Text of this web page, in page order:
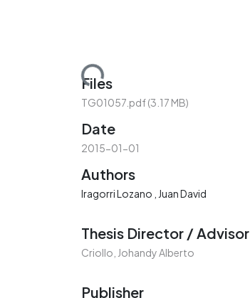
Loading...
Files
TG01057.pdf(3.17 MB)
Date
2015-01-01
Authors
Iragorri Lozano , Juan David
Thesis Director / Advisor
Criollo, Johandy Alberto
Publisher